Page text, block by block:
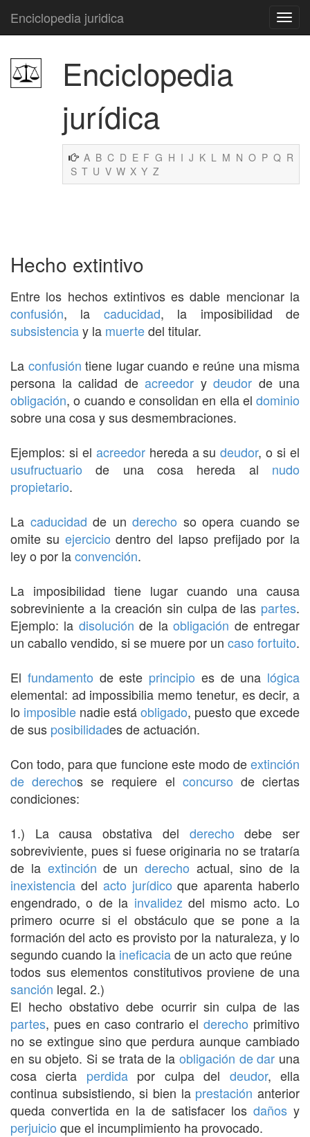
Enciclopedia juridica
Enciclopedia
jurídica
A B C D E F G H I J K L M N O P Q R
S T U V W X Y Z
Hecho extintivo
Entre los hechos extintivos es dable mencionar la
confusión, la caducidad, la imposibilidad de
subsistenciay la muertedel titular.
La confusión tiene lugar cuando e reúne una misma
persona la calidad de acreedor y deudor de una
obligación, o cuando e consolidan en ella el dominio
sobre una cosa y sus desmembraciones.
Ejemplos: si el acreedorhereda a sudeudor, o si el
usufructuario de una cosa hereda al nudo
propietario.
La caducidad de un derecho so opera cuando se
omite su ejercicio dentro del lapso prefijado por la
ley o por laconvención.
La imposibilidad tiene lugar cuando una causa
sobreviniente a la creación sin culpa de las partes.
Ejemplo: la disolución de laobligación de entregar
un caballo vendido, si se muere por un caso fortuito.
El fundamento de este principio es de una lógica
elemental: ad impossibilia memo tenetur, es decir, a
lo imposible nadie estáobligado, puesto que excede
de sus posibilidades de actuación.
Con todo, para que funcione este modo deextinción
de derechos se requiere el concurso de ciertas
condiciones:
1.) La causa obstativa del derecho debe ser
sobreviviente, pues si fuese originaria no se trataría
de la extinción de un derecho actual, sino de la
inexistencia del acto jurídico que aparenta haberlo
engendrado, o de la invalidez del mismo acto. Lo
primero ocurre si el obstáculo que se pone a la
formación del acto es provisto por la naturaleza, y lo
segundo cuando la ineficaciade un acto que reúne
todos sus elementos constitutivos proviene de una
sanción legal. 2.)
El hecho obstativo debe ocurrir sin culpa de las
partes, pues en caso contrario el derecho primitivo
no se extingue sino que perdura aunque cambiado
en su objeto. Si se trata de la obligación de dar una
cosa cierta perdidapor culpa del deudor, ella
continua subsistiendo, si bien la prestación anterior
queda convertida en la de satisfacer los daños y
perjuicio que el incumplimiento ha provocado.